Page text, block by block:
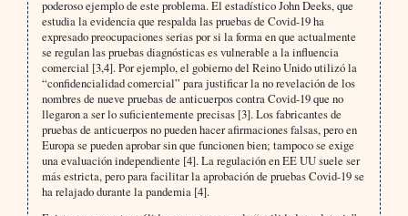
poderoso ejemplo de este problema. El estadístico John Deeks, que
estudia la evidencia que respalda las pruebas de Covid-19 ha
expresado preocupaciones serias por si la forma en que actualmente
se regulan las pruebas diagnósticas es vulnerable a la influencia
comercial [3,4]. Por ejemplo, el gobierno del Reino Unido utilizó la
“confidencialidad comercial” para justificar la no revelación de los
nombres de nueve pruebas de anticuerpos contra Covid-19 que no
llegaron a ser lo suficientemente precisas [3]. Los fabricantes de
pruebas de anticuerpos no pueden hacer afirmaciones falsas, pero en
Europa se pueden aprobar sin que funcionen bien; tampoco se exige
una evaluación independiente [4]. La regulación en EE UU suele ser
más estricta, pero para facilitar la aprobación de pruebas Covid-19 se
ha relajado durante la pandemia [4].